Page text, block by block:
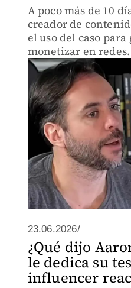
A poco más de 10
creador de
el uso del caso
monetizar en redes.
23.06.2026/
¿Qué dijo
le dedica su
influencer